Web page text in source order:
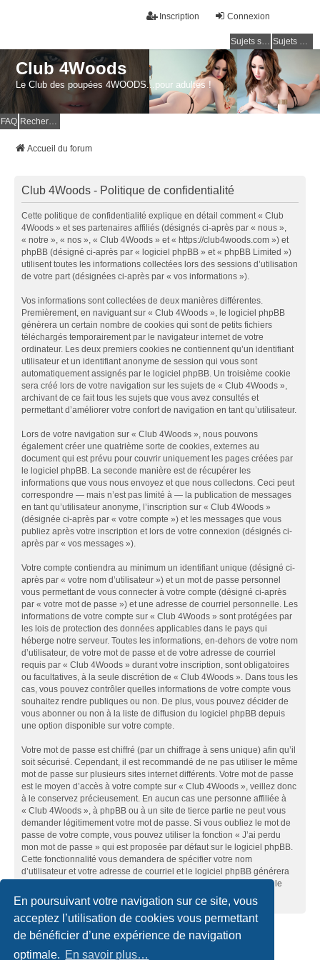
En poursuivant votre navigation sur ce site, vous
acceptez l’utilisation de cookies vous permettant
de bénéficier d’une expérience de navigation
optimale. En savoir plus…
Connexion
Inscription
Sujets sans réponse Sujets actifs
Club 4Woods
Le Club des poupées 4WOODS...pour adultes !
FAQ
Accueil du forum
Club 4Woods - Politique de confidentialité
Cette politique de confidentialité explique en détail comment « Club
4Woods » et ses partenaires affiliés (désignés ci-après par « nous »,
« notre », « nos », « Club 4Woods » et « https://club4woods.com ») et
phpBB (désigné ci-après par « logiciel phpBB » et « phpBB Limited »)
utilisent toutes les informations collectées lors des sessions d’utilisation
de votre part (désignées ci-après par « vos informations »).
Vos informations sont collectées de deux manières différentes.
Premièrement, en naviguant sur « Club 4Woods », le logiciel phpBB
génèrera un certain nombre de cookies qui sont de petits fichiers
téléchargés temporairement par le navigateur internet de votre
ordinateur. Les deux premiers cookies ne contiennent qu’un identifiant
utilisateur et un identifiant anonyme de session qui vous sont
automatiquement assignés par le logiciel phpBB. Un troisième cookie
sera créé lors de votre navigation sur les sujets de « Club 4Woods »,
archivant de ce fait tous les sujets que vous avez consultés et
permettant d’améliorer votre confort de navigation en tant qu’utilisateur.
Lors de votre navigation sur « Club 4Woods », nous pouvons
également créer une quatrième sorte de cookies, externes au
document qui est prévu pour couvrir uniquement les pages créées par
le logiciel phpBB. La seconde manière est de récupérer les
informations que vous nous envoyez et que nous collectons. Ceci peut
correspondre — mais n’est pas limité à — la publication de messages
en tant qu’utilisateur anonyme, l’inscription sur « Club 4Woods »
(désignée ci-après par « votre compte ») et les messages que vous
publiez après votre inscription et lors de votre connexion (désignés ci-
après par « vos messages »).
Votre compte contiendra au minimum un identifiant unique (désigné ci-
après par « votre nom d’utilisateur ») et un mot de passe personnel
vous permettant de vous connecter à votre compte (désigné ci-après
par « votre mot de passe ») et une adresse de courriel personnelle. Les
informations de votre compte sur « Club 4Woods » sont protégées par
les lois de protection des données applicables dans le pays qui
héberge notre serveur. Toutes les informations, en-dehors de votre nom
d’utilisateur, de votre mot de passe et de votre adresse de courriel
requis par « Club 4Woods » durant votre inscription, sont obligatoires
ou facultatives, à la seule discrétion de « Club 4Woods ». Dans tous les
cas, vous pouvez contrôler quelles informations de votre compte vous
souhaitez rendre publiques ou non. De plus, vous pouvez décider de
vous abonner ou non à la liste de diffusion du logiciel phpBB depuis
une option disponible sur votre compte.
Votre mot de passe est chiffré (par un chiffrage à sens unique) afin qu’il
soit sécurisé. Cependant, il est recommandé de ne pas utiliser le même
mot de passe sur plusieurs sites internet différents. Votre mot de passe
est le moyen d’accès à votre compte sur « Club 4Woods », veillez donc
à le conservez précieusement. En aucun cas une personne affiliée à
« Club 4Woods », à phpBB ou à un site de tierce partie ne peut vous
demander légitimement votre mot de passe. Si vous oubliez le mot de
passe de votre compte, vous pouvez utiliser la fonction « J’ai perdu
mon mot de passe » qui est proposée par défaut sur le logiciel phpBB.
Cette fonctionnalité vous demandera de spécifier votre nom
d’utilisateur et votre adresse de courriel et le logiciel phpBB générera
alors un nouveau mot de passe afin que vous puissiez reprendre le
contrôle de votre compte.
Accueil du forum Nous contacter